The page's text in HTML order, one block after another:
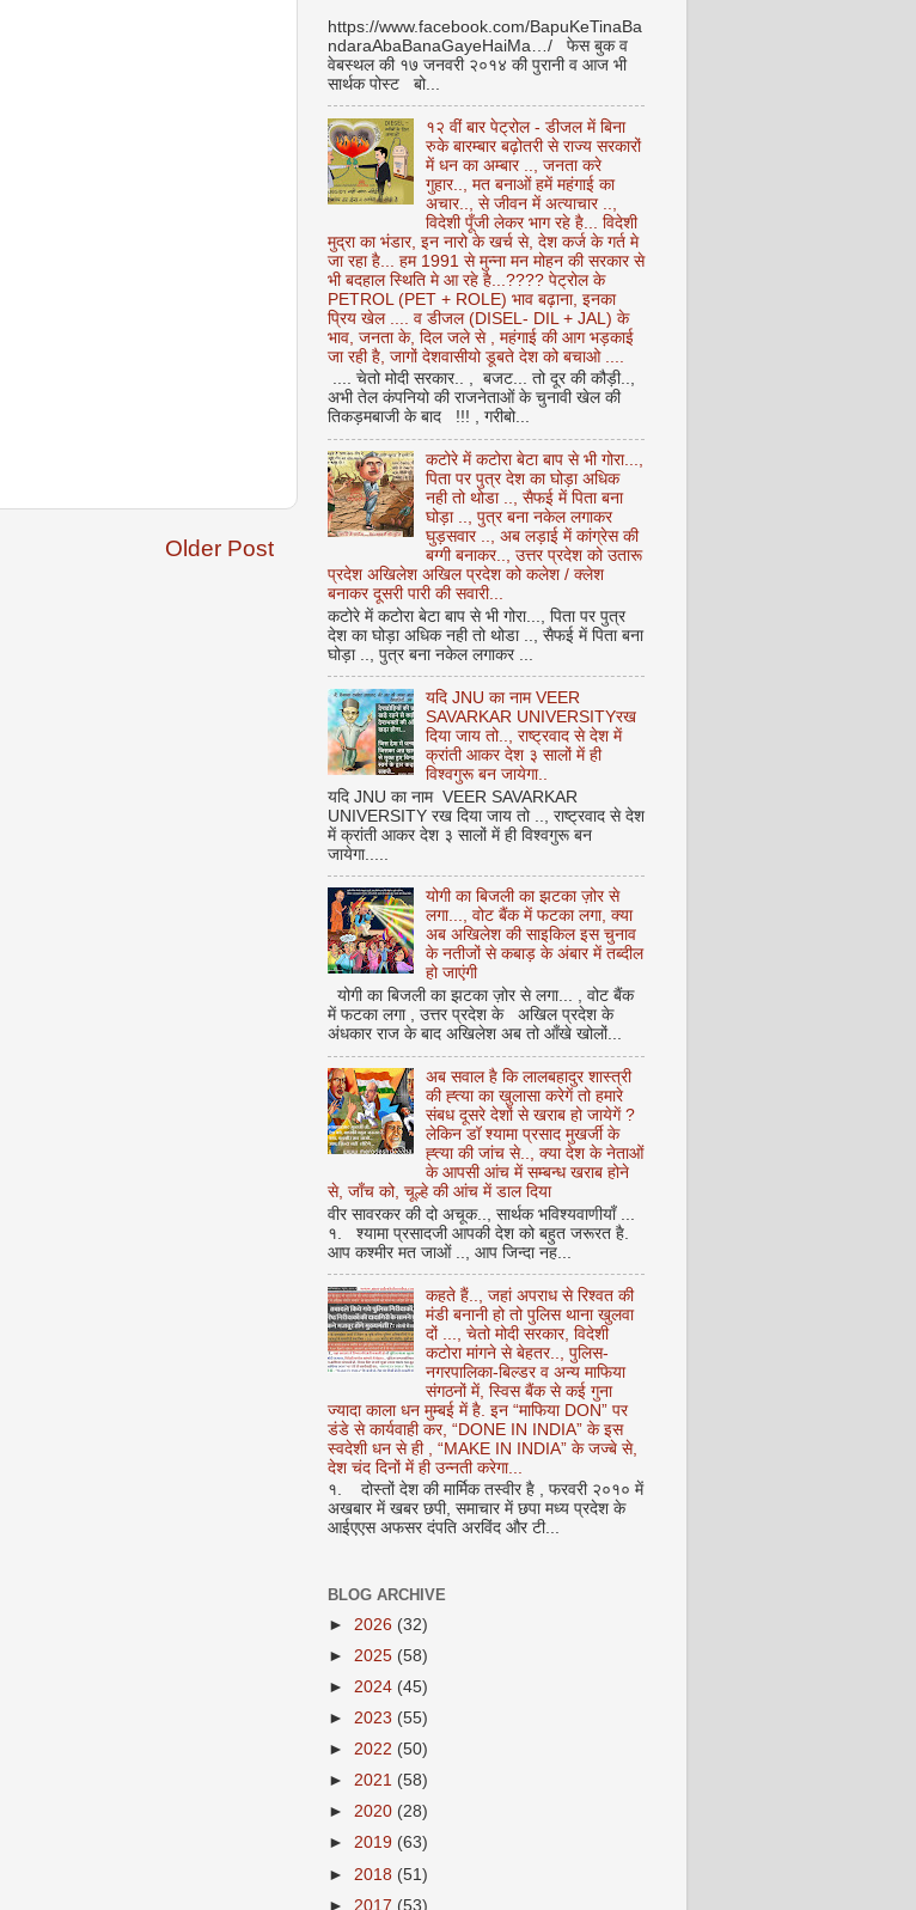
Older Post
https://www.facebook.com/BapuKeTinaBa
ndaraAbaBanaGayeHaiMa…/ फेस बुक व
वेबस्थल की १७ जनवरी २०१४ की पुरानी व आज भी
सार्थक पोस्ट बो...
१२ वीं बार पेट्रोल - डीजल में बिना
रुके बारम्बार बढ़ोतरी से राज्य सरकारों
में धन का अम्बार .., जनता करे
गुहार.., मत बनाओं हमें महंगाई का
अचार.., से जीवन में अत्याचार ..,
विदेशी पूँजी लेकर भाग रहे है... विदेशी
मुद्रा का भंडार, इन नारो के खर्च से, देश कर्ज के गर्त मे
जा रहा है... हम 1991 से मुन्ना मन मोहन की सरकार से
भी बदहाल स्थिति मे आ रहे है...???? पेट्रोल के
PETROL (PET + ROLE) भाव बढ़ाना, इनका
प्रिय खेल .... व डीजल (DISEL- DIL + JAL) के
भाव, जनता के, दिल जले से , महंगाई की आग भड़काई
जा रही है, जागों देशवासीयो डूबते देश को बचाओ ....
.... चेतो मोदी सरकार.. , बजट... तो दूर की कौड़ी..,
अभी तेल कंपनियो की राजनेताओं के चुनावी खेल की
तिकड़मबाजी के बाद !!! , गरीबो...
कटोरे में कटोरा बेटा बाप से भी गोरा...,
पिता पर पुत्र देश का घोड़ा अधिक
नही तो थोडा .., सैफई में पिता बना
घोड़ा .., पुत्र बना नकेल लगाकर
घुड़सवार .., अब लड़ाई में कांग्रेस की
बग्गी बनाकर.., उत्तर प्रदेश को उतारू
प्रदेश अखिलेश अखिल प्रदेश को कलेश / क्लेश
बनाकर दूसरी पारी की सवारी...
कटोरे में कटोरा बेटा बाप से भी गोरा..., पिता पर पुत्र
देश का घोड़ा अधिक नही तो थोडा .., सैफई में पिता बना
घोड़ा .., पुत्र बना नकेल लगाकर ...
यदि JNU का नाम VEER
SAVARKAR UNIVERSITYरख
दिया जाय तो.., राष्ट्रवाद से देश में
क्रांती आकर देश ३ सालों में ही
विश्वगुरू बन जायेगा..
यदि JNU का नाम VEER SAVARKAR
UNIVERSITY रख दिया जाय तो .., राष्ट्रवाद से देश
में क्रांती आकर देश ३ सालों में ही विश्वगुरू बन
जायेगा.....
योगी का बिजली का झटका ज़ोर से
लगा..., वोट बैंक में फटका लगा, क्या
अब अखिलेश की साइकिल इस चुनाव
के नतीजों से कबाड़ के अंबार में तब्दील
हो जाएंगी
योगी का बिजली का झटका ज़ोर से लगा... , वोट बैंक
में फटका लगा , उत्तर प्रदेश के अखिल प्रदेश के
अंधकार राज के बाद अखिलेश अब तो आँखे खोलों...
अब सवाल है कि लालबहादुर शास्त्री
की ह्त्या का खुलासा करेगें तो हमारे
संबध दूसरे देशों से खराब हो जायेगें ?
लेकिन डॉ श्यामा प्रसाद मुखर्जी के
ह्त्या की जांच से.., क्या देश के नेताओं
के आपसी आंच में सम्बन्ध खराब होने
से, जाँच को, चूल्हे की आंच में डाल दिया
वीर सावरकर की दो अचूक.., सार्थक भविश्यवाणीयाँ ...
१. श्यामा प्रसादजी आपकी देश को बहुत जरूरत है.
आप कश्मीर मत जाओं .., आप जिन्दा नह...
कहते हैं.., जहां अपराध से रिश्वत की
मंडी बनानी हो तो पुलिस थाना खुलवा
दों ..., चेतो मोदी सरकार, विदेशी
कटोरा मांगने से बेहतर.., पुलिस-
नगरपालिका-बिल्डर व अन्य माफिया
संगठनों में, स्विस बैंक से कई गुना
ज्यादा काला धन मुम्बई में है. इन “माफिया DON” पर
डंडे से कार्यवाही कर, “DONE IN INDIA” के इस
स्वदेशी धन से ही , “MAKE IN INDIA” के जज्बे से,
देश चंद दिनों में ही उन्नती करेगा...
१. दोस्तों देश की मार्मिक तस्वीर है , फरवरी २०१० में
अखबार में खबर छपी, समाचार में छपा मध्य प्रदेश के
आईएएस अफसर दंपति अरविंद और टी...
BLOG ARCHIVE
► 2026 (32)
► 2025 (58)
► 2024 (45)
► 2023 (55)
► 2022 (50)
► 2021 (58)
► 2020 (28)
► 2019 (63)
► 2018 (51)
► 2017 (53)